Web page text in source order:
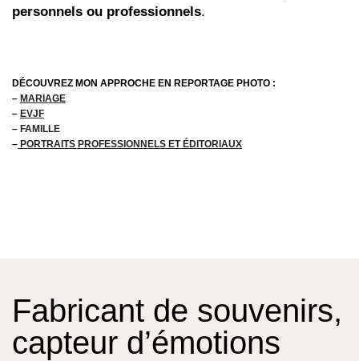
personnels ou professionnels.
DÉCOUVREZ MON APPROCHE EN REPORTAGE PHOTO :
– MARIAGE
– EVJF
– FAMILLE
– PORTRAITS PROFESSIONNELS ET ÉDITORIAUX
Fabricant de souvenirs,
capteur d’émotions